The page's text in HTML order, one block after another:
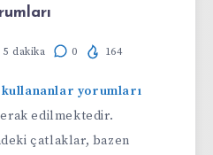
5 dakika 0 164
kullananlar yorumları
edilmektedir.
çatlaklar, bazen